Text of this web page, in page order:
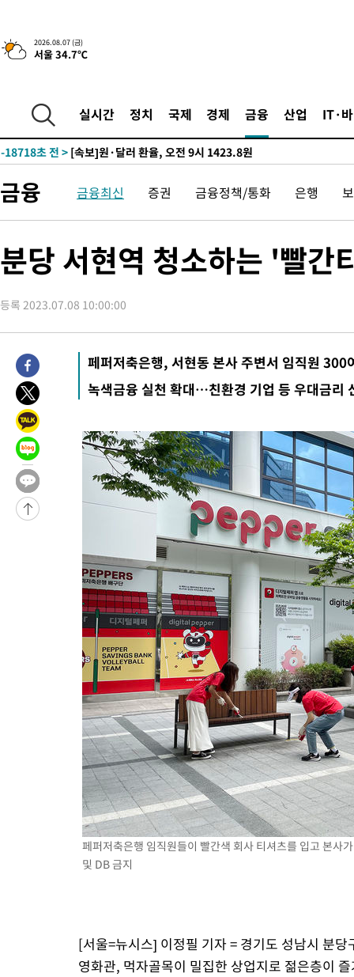
2026.08.07 (금)
서울 34.7℃
실시간 정치 국제 경제 금융 산업 IT·
-21375초 전 >[속보]'300억원대 사기 혐의' 차가원 대표 구속 송치
-20569초 전 >"미 전국적 살모네라 식중독 원인은 멕시코산 할라피뇨"--
-18963초 전 >
[속보]합수본, '투표율 허위 입력' 중앙·서울·경기도 선관위
압수수색
-18718초 전 >
-18514초 전 > [속보]삼성전자·SK하이닉스 동반 강보합…1%대 상승 출발
-18468초 전 >
[속보]코스피, 6300선 재탈환…1.09% 오른 6365.07 개장
-15633초 전 >시리아 다마스쿠스 교외에서 미니버스 폭발.. 14명 부상, 3명
-9895초 전 > 이란, 호르무즈서 "적국 목표물들"과 대치로 남부 케슘섬에서
효
-6761초 전 >[속보]트럼프, 美 원정출산 금지 행정명령 서명
-4461초 전 >[속보] 뉴욕증시, 일제 하락 마감…나스닥 0.06%↓
-28519초 전 >
[속보] 7월 중국 수출 23.9%↑ 수입 27.5%↑…무역총액
25.3%↑
-25679초 전 >
[속보]'채상병 순직 책임' 임성근, 항소심도 징역 3년
-25545초 전 >
[속보]종합특검, '관저이전 봐주기 감사' 유병호 구속기소
-22145초 전 >
-21395초 전 >
[속보]'300억원대 사기 혐의' 차가원 대표 구속 송치
-20589초 전 >
"미 전국적 살모네라 식중독 원인은 멕시코산 할라피뇨"--
-19102초 전 >
[속보]경찰·노동부, HL만도 평택사업장 끼임 사망 관련 압수
-18983초 전 >
[속보]합수본, '투표율 허위 입력' 중앙·서울·경기도 선관위
압수수색
[속보]원·달러 환율, 오전 9시 1423.8원
[속보]삼성전자·SK하이닉스 동반 강보합…1%대 상승 출발
[속보]코스닥, 5.95포인트(0.74%) 상승한 807.62개장
[속보]코스피, 6300선 재탈환…1.09% 오른 6365.07 개장
시리아 다마스쿠스 교외에서 미니버스 폭발.. 14명 부상, 3명
입추에도 극한더위…서울 낮 39도 '폭염중대경보'
이란, 호르무즈서 "적국 목표물들"과 대치로 남부 케슘섬에서
[속보]美, 폴리실리콘 수입 규제…파생제품 15% 관세, 120일
[속보]트럼프, 美 원정출산 금지 행정명령 서명
[속보] 뉴욕증시, 일제 하락 마감…나스닥 0.06%↓
금융 금융최신 증권 금융정책/통화 은행
분당 서현역 청소하는 '빨
등록 2023.07.08 10:00:00
페퍼저축은행, 서현동 본사 주변서 임직원 300
녹색금융 실천 확대…친환경 기업 등 우대금리
페퍼저축은행 임직원들이 빨간색 회사 티셔츠를 입고 본사
및 DB 금지
[서울=뉴시스] 이정필 기자 = 경기도 성남시 분
영화관, 먹자골목이 밀집한 상업지로 젊은층이